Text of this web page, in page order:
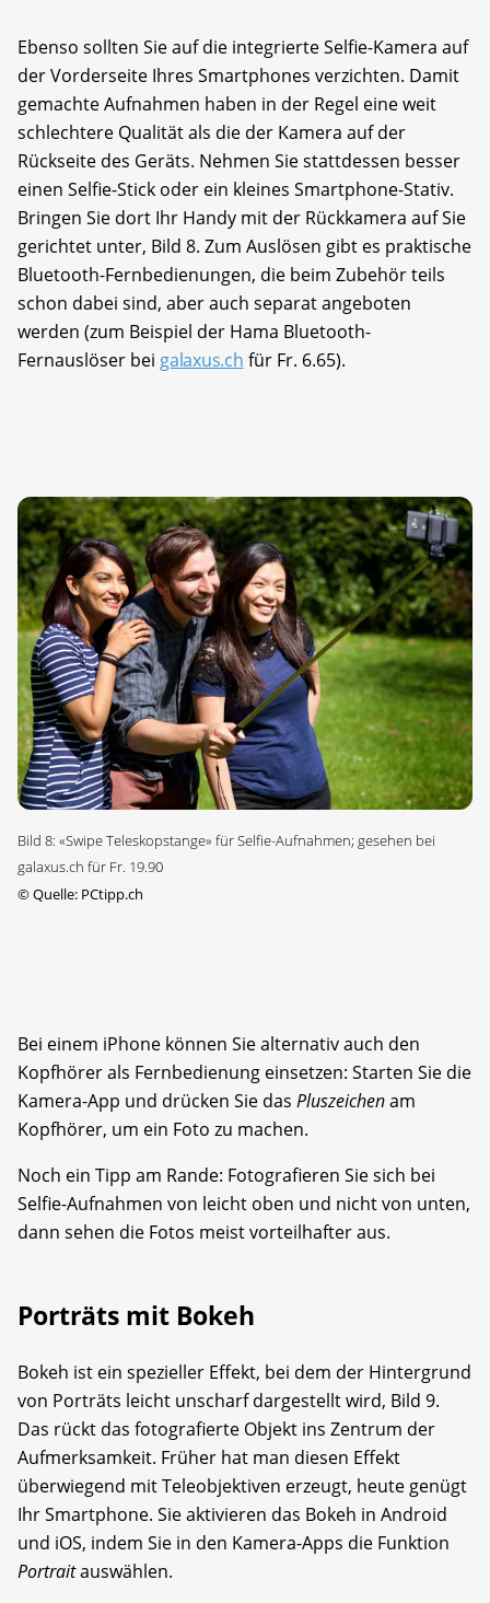
Ebenso sollten Sie auf die integrierte Selfie-Kamera auf
der Vorderseite Ihres Smartphones verzichten. Damit
gemachte Aufnahmen haben in der Regel eine weit
schlechtere Qualität als die der Kamera auf der
Rückseite des Geräts. Nehmen Sie stattdessen besser
einen Selfie-Stick oder ein kleines Smartphone-Stativ.
Bringen Sie dort Ihr Handy mit der Rückkamera auf Sie
gerichtet unter, Bild 8. Zum Auslösen gibt es praktische
Bluetooth-Fernbedienungen, die beim Zubehör teils
schon dabei sind, aber auch separat angeboten
werden (zum Beispiel der Hama Bluetooth-
Fernauslöser bei galaxus.ch für Fr. 6.65).
Bild 8: «Swipe Teleskopstange» für Selfie-Aufnahmen; gesehen bei
galaxus.ch für Fr. 19.90
©Quelle: PCtipp.ch
Bei einem iPhone können Sie alternativ auch den
Kopfhörer als Fernbedienung einsetzen: Starten Sie die
Kamera-App und drücken Sie das Pluszeichenam
Kopfhörer, um ein Foto zu machen.
Noch ein Tipp am Rande: Fotografieren Sie sich bei
Selfie-Aufnahmen von leicht oben und nicht von unten,
dann sehen die Fotos meist vorteilhafter aus.
Porträts mit Bokeh
Bokeh ist ein spezieller Effekt, bei dem der Hintergrund
von Porträts leicht unscharf dargestellt wird, Bild 9.
Das rückt das fotografierte Objekt ins Zentrum der
Aufmerksamkeit. Früher hat man diesen Effekt
überwiegend mit Teleobjektiven erzeugt, heute genügt
Ihr Smartphone. Sie aktivieren das Bokeh in Android
und iOS, indem Sie in den Kamera-Apps die Funktion
Portraitauswählen.